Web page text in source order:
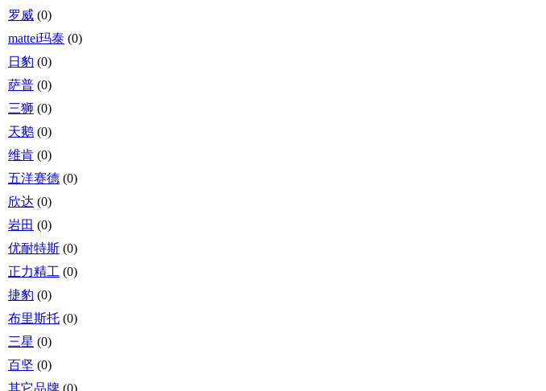
罗威 (0)
mattei玛泰 (0)
日豹 (0)
萨普 (0)
三狮 (0)
天鹅 (0)
维肯 (0)
五洋赛德 (0)
欣达 (0)
岩田 (0)
优耐特斯 (0)
正力精工 (0)
捷豹 (0)
布里斯托 (0)
三星 (0)
百坚 (0)